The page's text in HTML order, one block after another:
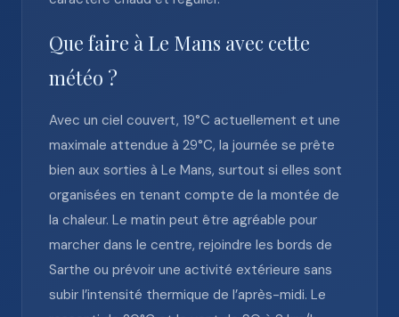
Que faire à Le Mans avec cette
météo ?
Avec un ciel couvert, 19°C actuellement et une
maximale attendue à 29°C, la journée se prête
bien aux sorties à Le Mans, surtout si elles sont
organisées en tenant compte de la montée de
la chaleur. Le matin peut être agréable pour
marcher dans le centre, rejoindre les bords de
Sarthe ou prévoir une activité extérieure sans
subir l’intensité thermique de l’après-midi. Le